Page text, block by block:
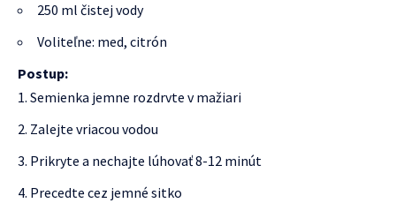
250 ml čistej vody
Voliteľne: med, citrón
Postup:
Semienka jemne rozdrvte v mažiari
Zalejte vriacou vodou
Prikryte a nechajte lúhovať 8-12 minút
Precedte cez jemné sitko